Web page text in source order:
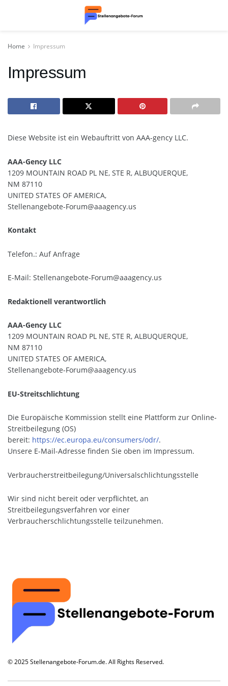
Home Impressum
Impressum
Diese Website ist ein Webauftritt von AAA-gency LLC.
AAA-Gency LLC
1209 MOUNTAIN ROAD PL NE, STE R, ALBUQUERQUE,
NM 87110
UNITED STATES OF AMERICA,
Stellenangebote-Forum@aaagency.us
Kontakt
Telefon.: Auf Anfrage
E-Mail: Stellenangebote-Forum@aaagency.us
Redaktionell verantwortlich
AAA-Gency LLC
1209 MOUNTAIN ROAD PL NE, STE R, ALBUQUERQUE,
NM 87110
UNITED STATES OF AMERICA,
Stellenangebote-Forum@aaagency.us
EU-Streitschlichtung
Die Europäische Kommission stellt eine Plattform zur Online-
Streitbeilegung (OS)
bereit: https://ec.europa.eu/consumers/odr/.
Unsere E-Mail-Adresse finden Sie oben im Impressum.
Verbraucher­streit­beilegung/Universal­schlichtungs­stelle
Wir sind nicht bereit oder verpflichtet, an
Streitbeilegungsverfahren vor einer
Verbraucherschlichtungsstelle teilzunehmen.
© 2025 Stellenangebote-Forum.de. All Rights Reserved.